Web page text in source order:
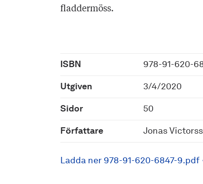
fladdermöss.
ISBN 978-91-620-
Utgiven 3/4/2020
Sidor 50
Författare Jonas
Ladda ner 978-91-620-6847-9.pdf